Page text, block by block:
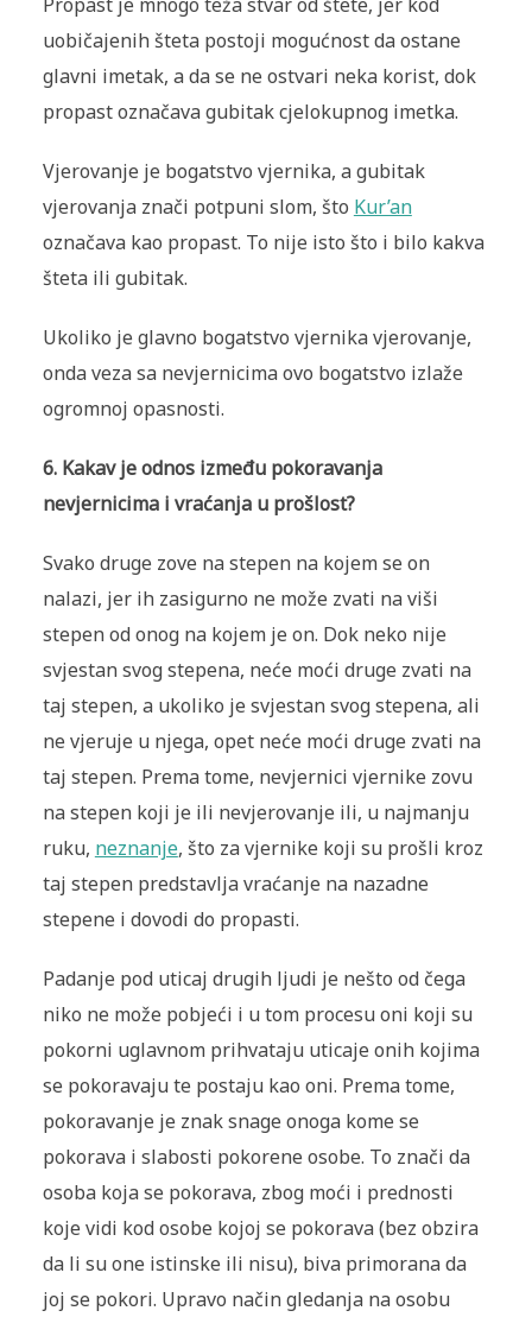
uobičajenih šteta postoji mogućnost da ostane
glavni imetak, a da se ne ostvari neka korist, dok
propast označava gubitak cjelokupnog imetka.
Vjerovanje je bogatstvo vjernika, a gubitak
vjerovanja znači potpuni slom, što Kur’an
označava kao propast. To nije isto što i bilo kakva
šteta ili gubitak.
Ukoliko je glavno bogatstvo vjernika vjerovanje,
onda veza sa nevjernicima ovo bogatstvo izlaže
ogromnoj opasnosti.
6. Kakav je odnos između pokoravanja
nevjernicima i vraćanja u prošlost?
Svako druge zove na stepen na kojem se on
nalazi, jer ih zasigurno ne može zvati na viši
stepen od onog na kojem je on. Dok neko nije
svjestan svog stepena, neće moći druge zvati na
taj stepen, a ukoliko je svjestan svog stepena, ali
ne vjeruje u njega, opet neće moći druge zvati na
taj stepen. Prema tome, nevjernici vjernike zovu
na stepen koji je ili nevjerovanje ili, u najmanju
ruku, neznanje, što za vjernike koji su prošli kroz
taj stepen predstavlja vraćanje na nazadne
stepene i dovodi do propasti.
Padanje pod uticaj drugih ljudi je nešto od čega
niko ne može pobjeći i u tom procesu oni koji su
pokorni uglavnom prihvataju uticaje onih kojima
se pokoravaju te postaju kao oni. Prema tome,
pokoravanje je znak snage onoga kome se
pokorava i slabosti pokorene osobe. To znači da
osoba koja se pokorava, zbog moći i prednosti
koje vidi kod osobe kojoj se pokorava (bez obzira
da li su one istinske ili nisu), biva primorana da
joj se pokori. Upravo način gledanja na osobu